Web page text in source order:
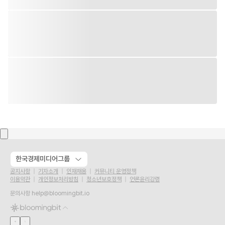
한국경제미디어그룹
공지사항 기자소개 인재채용
커뮤니티 운영정책
이용약관
개인정보처리방침 청소년보호정책
언론윤리강령
문의사항 help@bloomingbit.io